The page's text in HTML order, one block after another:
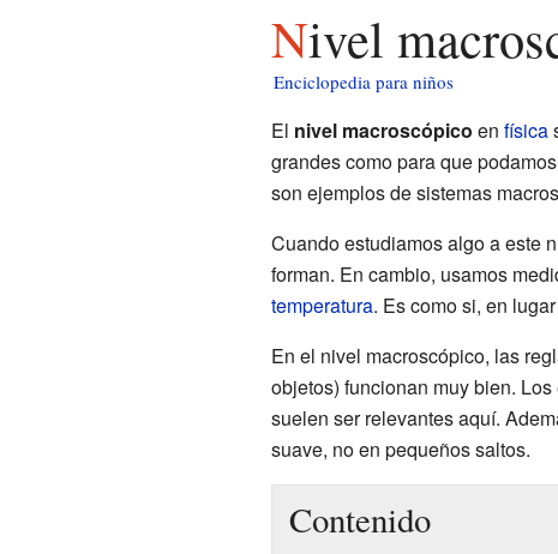
Nivel
Enciclopedia para niños
El nivel macroscópico en física
grandes como para que
son ejemplos de sistemas
Cuando estudiamos algo a este
forman. En cambio, usamos
temperatura. Es como si, en
En el nivel macroscópico, las
objetos) funcionan muy bien.
suelen ser relevantes aquí.
suave, no en pequeños saltos.
Contenido